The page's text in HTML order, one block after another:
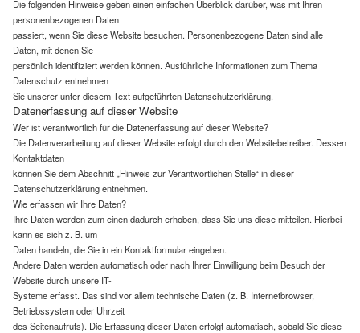
Die folgenden Hinweise geben einen einfachen Überblick darüber, was mit Ihren
personenbezogenen Daten
passiert, wenn Sie diese Website besuchen. Personenbezogene Daten sind alle
Daten, mit denen Sie
persönlich identifiziert werden können. Ausführliche Informationen zum Thema
Datenschutz entnehmen
Sie unserer unter diesem Text aufgeführten Datenschutzerklärung.
Datenerfassung auf dieser Website
Wer ist verantwortlich für die Datenerfassung auf dieser Website?
Die Datenverarbeitung auf dieser Website erfolgt durch den Websitebetreiber. Dessen
Kontaktdaten
können Sie dem Abschnitt „Hinweis zur Verantwortlichen Stelle“ in dieser
Datenschutzerklärung entnehmen.
Wie erfassen wir Ihre Daten?
Ihre Daten werden zum einen dadurch erhoben, dass Sie uns diese mitteilen. Hierbei
kann es sich z. B. um
Daten handeln, die Sie in ein Kontaktformular eingeben.
Andere Daten werden automatisch oder nach Ihrer Einwilligung beim Besuch der
Website durch unsere IT-
Systeme erfasst. Das sind vor allem technische Daten (z. B. Internetbrowser,
Betriebssystem oder Uhrzeit
des Seitenaufrufs). Die Erfassung dieser Daten erfolgt automatisch, sobald Sie diese